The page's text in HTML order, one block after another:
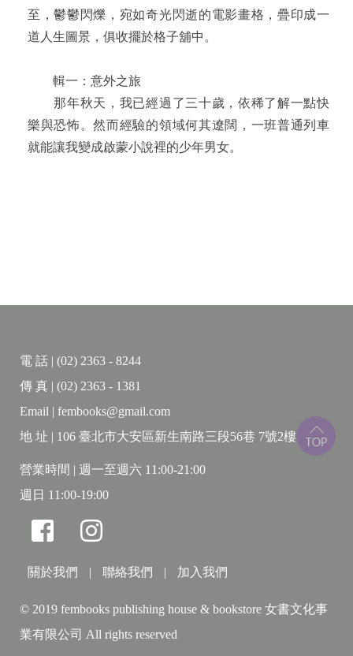
至，鬱鬱閃爍，宛如奇光閃逝的電影畫格，疊印成一
道人生圖景，俱收擺於格子舖中。
輯一：意外之旅
那年秋天，我已經過了三十歲，依稀了解一點快
樂與恐怖。然而經驗的領域何其遼闊，一班普通列車
就能讓我變成啟蒙小說裡的少年男女。
彷彿骯髒黏稠的液體，我偶爾還能目睹一些令人驚愕
的景象。例如一尾巨大的三葉蟲，或者魚蠣，悄悄地
游入我所在的這一節車廂……。
所謂的「一件事」和「陶醉」，應該就是煩勞愁
苦的生命之屋裡，那一扇打開的窗子罷。
輯五：紅蟳
它們想念大海的體溫、節奏和聲響嗎？在漆黑的
神祇──或許擁有蟳的形象──申訴祈求？在它們的禱詞
裡，是否也有諸如此類的句子：「我們日用的飲食，
電 話 | (02) 2363 - 8244
傳 真 | (02) 2363 - 1381
Email | fembooks@gmail.com
地 址 | 106 臺北市大安區新生南路三段56巷 7號2樓
營業時間 | 週一至週六 11:00-21:00
週日 11:00-19:00
關於我們 | 聯絡我們 | 加入我們
© 2019 fembooks publishing house & bookstore 女書文化事
業有限公司 All rights reserved